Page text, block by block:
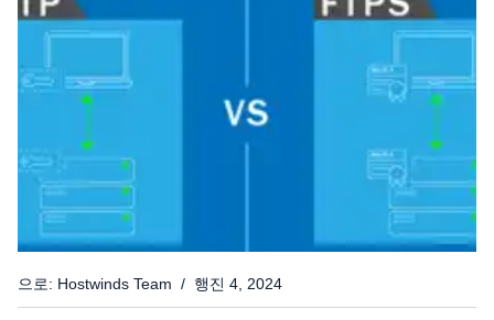
손실 및 가동 중지 시간을 최소화하여 신뢰할 수 있고 확장
으로: Hostwinds Team / 행진 4, 2024